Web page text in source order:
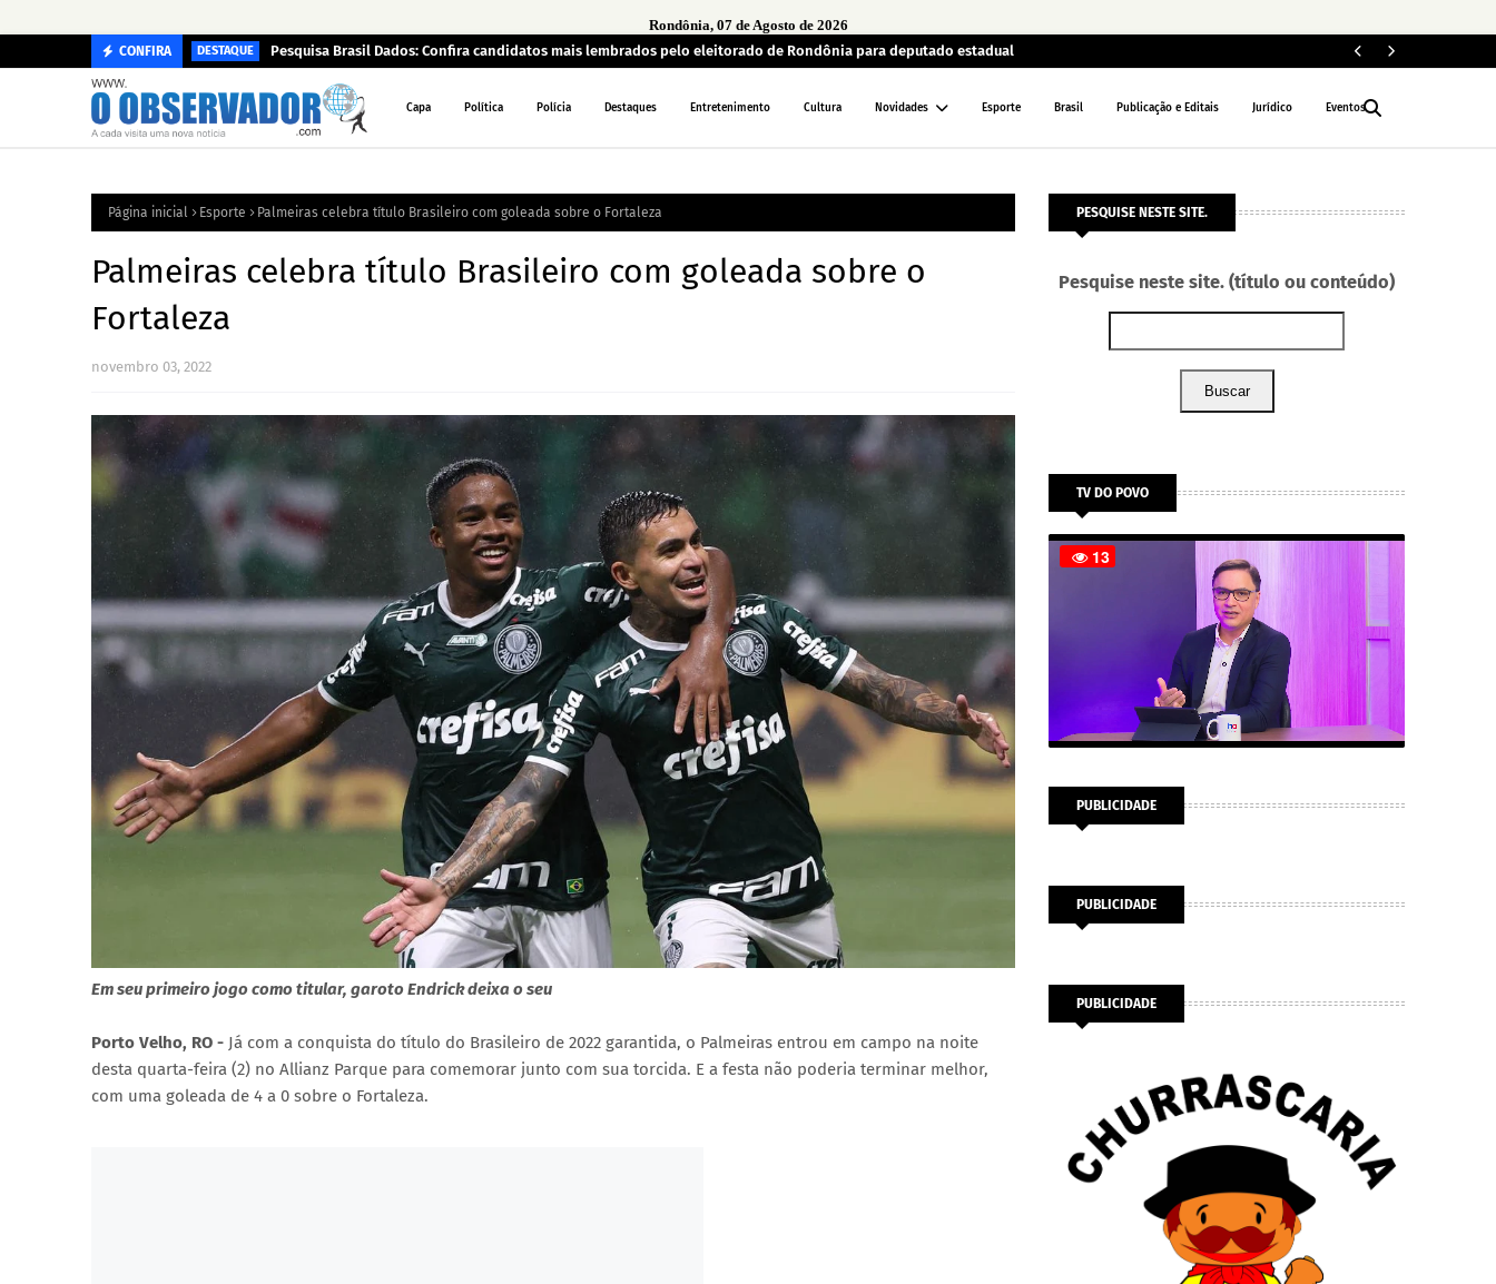
Rondônia, 07 de Agosto de 2026
CONFIRA DESTAQUE Pesquisa Brasil Dados: Confira candidatos mais lembrados pelo eleitorado de Rondônia para deputado estadual
Capa Política Polícia Destaques Entretenimento Cultura Novidades Esporte Brasil Publicação e Editais Jurídico Eventos
Página inicial Esporte Palmeiras celebra título Brasileiro com goleada sobre o Fortaleza
Palmeiras celebra título Brasileiro com goleada sobre o
Fortaleza
novembro 03, 2022
Em seu primeiro jogo como titular, garoto Endrick deixa o seu
Porto Velho, RO - Já com a conquista do título do Brasileiro de 2022 garantida, o Palmeiras entrou em campo na noite
desta quarta-feira (2) no Allianz Parque para comemorar junto com sua torcida. E a festa não poderia terminar melhor,
com uma goleada de 4 a 0 sobre o Fortaleza.
PESQUISE NESTE SITE.
Pesquise neste site. (título ou conteúdo)
Buscar
TV DO POVO
PUBLICIDADE
PUBLICIDADE
PUBLICIDADE